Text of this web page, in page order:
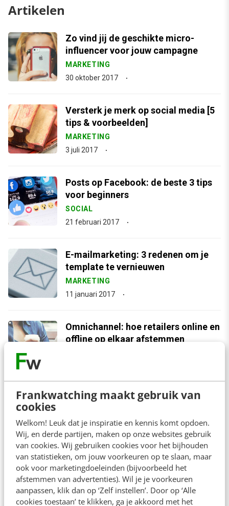
Frankwatching maakt gebruik van
cookies
Welkom! Leuk dat je inspiratie en kennis komt opdoen.
Wij, en derde partijen, maken op onze websites gebruik
van cookies. Wij gebruiken cookies voor het bijhouden
van statistieken, om jouw voorkeuren op te slaan, maar
ook voor marketingdoeleinden (bijvoorbeeld het
afstemmen van advertenties). Wil je je voorkeuren
aanpassen, klik dan op ‘Zelf instellen’. Door op ‘Alle
cookies toestaan’ te klikken, ga je akkoord met het
Artikelen
Zo vind jij de geschikte micro-
influencer voor jouw campagne
MARKETING
30 oktober 2017
Versterk je merk op social media [5
tips & voorbeelden]
MARKETING
3 juli 2017
Posts op Facebook: de beste 3 tips
voor beginners
SOCIAL
21 februari 2017
E-mailmarketing: 3 redenen om je
template te vernieuwen
MARKETING
11 januari 2017
Omnichannel: hoe retailers online en
offline op elkaar afstemmen
Bekijk meer arrow_downward
Contact Redactie
redactie@frankwatching.com
+31 30 200 1045